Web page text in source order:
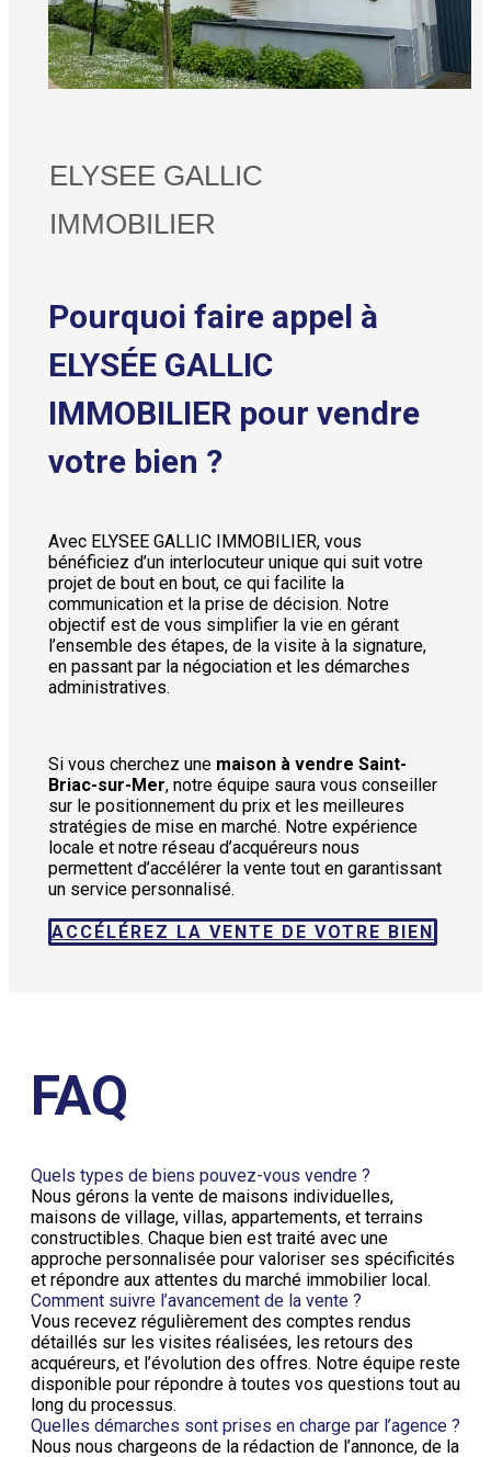
ELYSEE GALLIC
IMMOBILIER
Pourquoi faire appel à
ELYSÉE GALLIC
IMMOBILIER pour vendre
votre bien ?
Avec ELYSEE GALLIC IMMOBILIER, vous
bénéficiez d’un interlocuteur unique qui suit votre
projet de bout en bout, ce qui facilite la
communication et la prise de décision. Notre
objectif est de vous simplifier la vie en gérant
l’ensemble des étapes, de la visite à la signature,
en passant par la négociation et les démarches
administratives.
Si vous cherchez une maison à vendre Saint-
Briac-sur-Mer, notre équipe saura vous conseiller
sur le positionnement du prix et les meilleures
stratégies de mise en marché. Notre expérience
locale et notre réseau d’acquéreurs nous
permettent d’accélérer la vente tout en garantissant
un service personnalisé.
ACCÉLÉREZ LA VENTE DE VOTRE BIEN
FAQ
Quels types de biens pouvez-vous vendre ?
Nous gérons la vente de maisons individuelles,
maisons de village, villas, appartements, et terrains
constructibles. Chaque bien est traité avec une
approche personnalisée pour valoriser ses spécificités
et répondre aux attentes du marché immobilier local.
Comment suivre l’avancement de la vente ?
Vous recevez régulièrement des comptes rendus
détaillés sur les visites réalisées, les retours des
acquéreurs, et l’évolution des offres. Notre équipe reste
disponible pour répondre à toutes vos questions tout au
long du processus.
Quelles démarches sont prises en charge par l’agence ?
Nous nous chargeons de la rédaction de l’annonce, de la